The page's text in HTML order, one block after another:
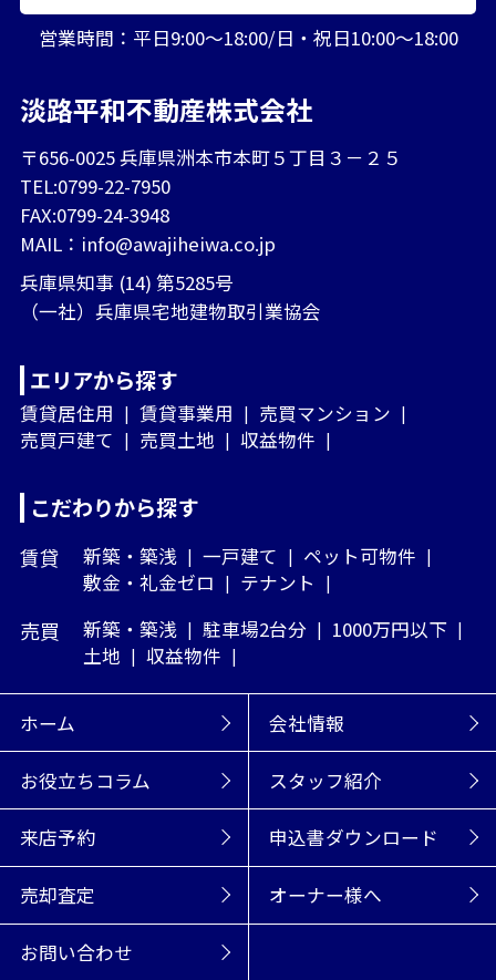
営業時間：平日9:00～18:00/日・祝日10:00～18:00
淡路平和不動産株式会社
〒656-0025 兵庫県洲本市本町５丁目３－２５
TEL:0799-22-7950
FAX:0799-24-3948
MAIL： info@awajiheiwa.co.jp
兵庫県知事 (14) 第5285号
（一社）兵庫県宅地建物取引業協会
エリアから探す
賃貸居住用 賃貸事業用
売買マンション
売買戸建て
売買土地 収益物件
こだわりから探す
賃貸 新築・築浅 一戸建て
ペット可物件
敷金・礼金ゼロ
テナント
売買 新築・築浅 駐車場2台分
1000万円以下
土地
収益物件
ホーム 会社情報
お役立ちコラム スタッフ紹介
来店予約 申込書ダウンロード
売却査定 オーナー様へ
お問い合わせ